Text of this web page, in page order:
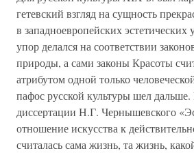
гетевский взгляд на сущность
в западноевропейских
упор делался на соответствии
природы, а сами законы Красоты
атрибутом одной только
пафос русской культуры шел
диссертации Н.Г. Чернышевского
отношение искусства к
считалась сама жизнь, та жизнь,